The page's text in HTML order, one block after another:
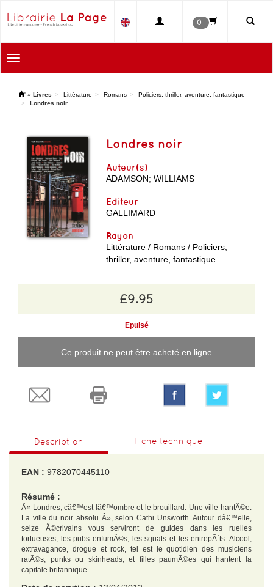
0
Toggle
navigation
' » Livres Littérature Romans
Policiers, thriller, aventure, fantastique
Londres noir
Londres noir
Auteur(s)
ADAMSON;WILLIAMS
Editeur
GALLIMARD
Rayon
Littérature / Romans / Policiers,
thriller, aventure, fantastique
£9.95
Epuisé
Ce produit ne peut être acheté en ligne
Description Fiche technique
EAN : 9782070445110
Résumé :
Â« Londres, câ€™est lâ€™ombre et le brouillard. Une ville hantÃ©e.
La ville du noir absolu Â», selon Cathi Unsworth. Autour dâ€™elle,
seize Ã©crivains vous serviront de guides dans les ruelles
tortueuses, les pubs enfumÃ©s, les squats et les entrepÃ´ts. Alcool,
extravagance, drogue et rock, tel est le quotidien des musiciens
ratÃ©s, punks ou skinheads, et filles paumÃ©es qui hantent la
capitale britannique.